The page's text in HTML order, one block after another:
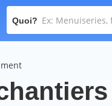
Quoi?